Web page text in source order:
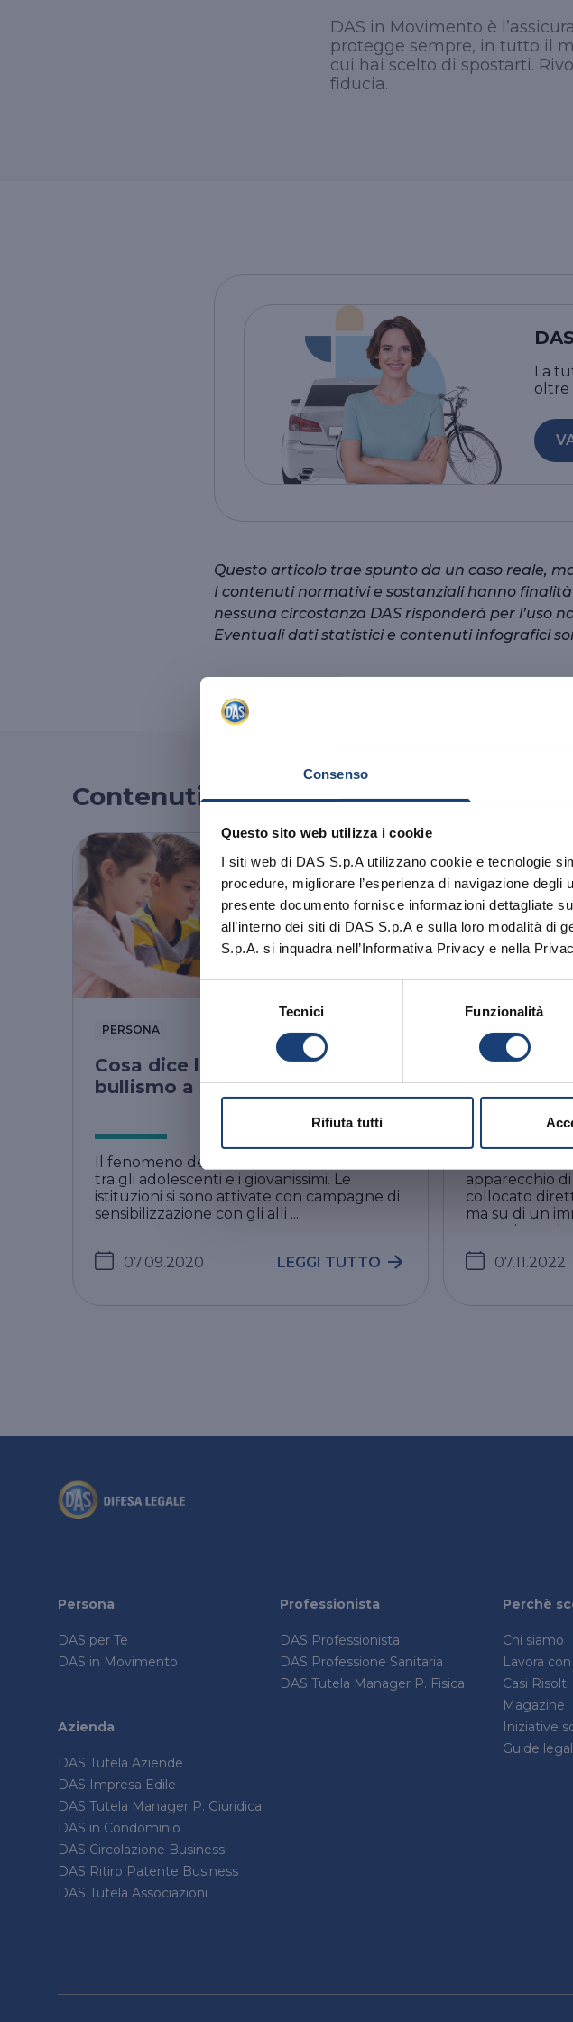
Consenso
Questo sito web utilizza i cookie
I siti web di DAS S.p.A utilizzano cookie e tecnologie
procedure, migliorare l’esperienza di navigazione
presente documento fornisce informazioni dettagliate
all’interno dei siti di DAS S.p.A e sulla loro modalità di
S.p.A. si inquadra nell’Informativa Privacy e nella
Tecnici Funzionalità
Rifiuta tutti
Vai ai prodotti
coprendo,
penale, le spese
trova a dover
DAS in Movimento è
protegge sempre, in tutto il
cui hai scelto di spostarti.
fiducia.
La
oltre
Questo articolo trae spunto da un caso reale,
I contenuti normativi e sostanziali hanno
nessuna circostanza DAS risponderà per l’uso
Eventuali dati statistici e contenuti infografici
Contenuti correlati
PERSONA
Cosa dice la legge in materia di
bullismo a scuola?
Il fenomeno del bullismo a scuola è diffuso
tra gli adolescenti e i giovanissimi. Le
istituzioni si sono attivate con campagne di
sensibilizzazione con gli alli ...
07.09.2020 LEGGI TUTTO
PERSONA
Come
apparecchio
collocato
ma su di un
esempio, un
07.11.2022
Persona
DAS per Te
DAS in Movimento
Azienda
DAS Tutela Aziende
DAS Impresa Edile
DAS Tutela Manager P. Giuridica
DAS in Condominio
DAS Circolazione Business
DAS Ritiro Patente Business
DAS Tutela Associazioni
Professionista
DAS Professionista
DAS Professione Sanitaria
DAS Tutela Manager P. Fisica
Perchè
Chi siamo
Lavora
Casi Risolti
Magazine
Iniziative
Guide
Abbiamo aggiornato la sezione
aggiornataalla nuova normativa
OK, HO CAPITO.